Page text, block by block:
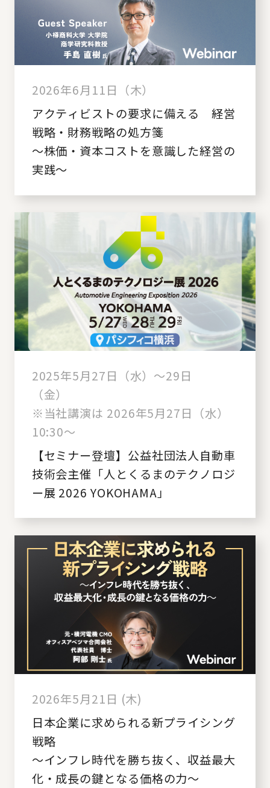
2026年6月11日（木）
アクティビストの要求に備える 経営
戦略・財務戦略の処方箋
～株価・資本コストを意識した経営の
実践～
2025年5月27日（水）～29日
（金）
※当社講演は 2026年5月27日（水）
10:30～
【セミナー登壇】公益社団法人自動車
技術会主催「人とくるまのテクノロジ
ー展 2026 YOKOHAMA」
2026年5月21日 (木)
日本企業に求められる新プライシング
戦略
～インフレ時代を勝ち抜く、収益最大
化・成長の鍵となる価格の力～